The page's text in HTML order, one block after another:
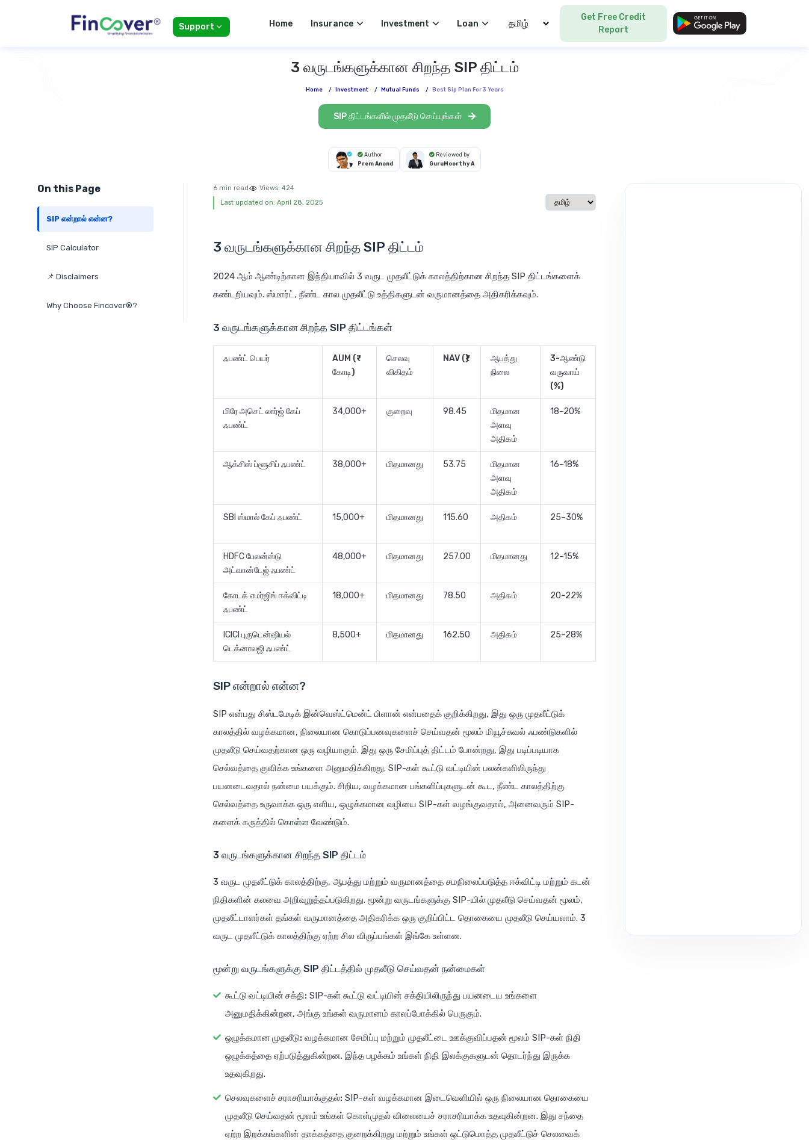
Support Home Insurance Investment Loan Select Language
Get Free Credit
Report
3 வருடங்களுக்கான சிறந்த SIP திட்டம்
Home / Investment / Mutual Funds / Best Sip Plan For 3 Years
SIP திட்டங்களில் முதலீடு செய்யுங்கள்
Author
Prem Anand
Reviewed by
GuruMoorthy A
On this Page
SIP என்றால் என்ன?
SIP Calculator
📌 Disclaimers
Why Choose Fincover®?
6 min read Views: 424
Last updated on: April 28, 2025
Select language
3 வருடங்களுக்கான சிறந்தSIP திட்டம்
2024 ஆம் ஆண்டிற்கான இந்தியாவில் 3 வருட முதலீட்டுக் காலத்திற்கான சிறந்த SIP திட்டங்களைக்
கண்டறியவும். ஸ்மார்ட், நீண்ட கால முதலீட்டு உத்திகளுடன் வருமானத்தை அதிகரிக்கவும்.
3 வருடங்களுக்கான சிறந்த SIP திட்டங்கள்
ஃபண்ட் பெயர்
AUM (₹
கோடி)
செலவு
விகிதம்
NAV (₹)
ஆபத்து
நிலை
3-ஆண்டு
வருவாய்
(%)
மிரே அசெட் லார்ஜ் கேப்
ஃபண்ட்
34,000+ குறைவு 98.45
மிதமான
அளவு
அதிகம்
18–20%
ஆக்சிஸ் ப்ளூசிப் ஃபண்ட் 38,000+ மிதமானது 53.75
மிதமான
அளவு
அதிகம்
16–18%
SBI ஸ்மால் கேப் ஃபண்ட் 15,000+ மிதமானது 115.60 அதிகம் 25–30%
HDFC பேலன்ஸ்டு
அட்வான்டேஜ் ஃபண்ட்
48,000+ மிதமானது 257.00 மிதமானது 12–15%
கோடக் எமர்ஜிங் ஈக்விட்டி
ஃபண்ட்
18,000+ மிதமானது 78.50 அதிகம் 20–22%
ICICI புருடென்ஷியல்
டெக்னாலஜி ஃபண்ட்
8,500+ மிதமானது 162.50 அதிகம் 25–28%
SIP என்றால் என்ன?
SIP என்பது சிஸ்டமேடிக் இன்வெஸ்ட்மென்ட் பிளான் என்பதைக் குறிக்கிறது, இது ஒரு முதலீட்டுக்
காலத்தில் வழக்கமான, நிலையான கொடுப்பனவுகளைச் செய்வதன் மூலம் மியூச்சுவல் ஃபண்டுகளில்
முதலீடு செய்வதற்கான ஒரு வழியாகும். இது ஒரு சேமிப்புத் திட்டம் போன்றது, இது படிப்படியாக
செல்வத்தை குவிக்க உங்களை அனுமதிக்கிறது. SIP-கள் கூட்டு வட்டியின் பலன்களிலிருந்து
பயனடைவதால் நன்மை பயக்கும். சிறிய, வழக்கமான பங்களிப்புகளுடன் கூட, நீண்ட காலத்திற்கு
செல்வத்தை உருவாக்க ஒரு எளிய, ஒழுக்கமான வழியை SIP-கள் வழங்குவதால், அனைவரும் SIP-
களைக் கருத்தில் கொள்ள வேண்டும்.
3 வருடங்களுக்கான சிறந்த SIP திட்டம்
3 வருட முதலீட்டுக் காலத்திற்கு, ஆபத்து மற்றும் வருமானத்தை சமநிலைப்படுத்த ஈக்விட்டி மற்றும் கடன்
நிதிகளின் கலவை அறிவுறுத்தப்படுகிறது. மூன்று வருடங்களுக்கு SIP-யில் முதலீடு செய்வதன் மூலம்,
முதலீட்டாளர்கள் தங்கள் வருமானத்தை அதிகரிக்க ஒரு குறிப்பிட்ட தொகையை முதலீடு செய்யலாம். 3
வருட முதலீட்டுக் காலத்திற்கு ஏற்ற சில விருப்பங்கள் இங்கே உள்ளன.
மூன்று வருடங்களுக்கு SIP திட்டத்தில் முதலீடு செய்வதன் நன்மைகள்
கூட்டு வட்டியின் சக்தி: SIP-கள் கூட்டு வட்டியின் சக்தியிலிருந்து பயனடைய உங்களை
அனுமதிக்கின்றன, அங்கு உங்கள் வருமானம் காலப்போக்கில் பெருகும்.
ஒழுக்கமான முதலீடு: வழக்கமான சேமிப்பு மற்றும் முதலீட்டை ஊக்குவிப்பதன் மூலம் SIP-கள் நிதி
ஒழுக்கத்தை ஏற்படுத்துகின்றன. இந்த பழக்கம் உங்கள் நிதி இலக்குகளுடன் தொடர்ந்து இருக்க
உதவுகிறது.
செலவுகளைச் சராசரியாக்குதல்: SIP-கள் வழக்கமான இடைவெளியில் ஒரு நிலையான தொகையை
முதலீடு செய்வதன் மூலம் உங்கள் கொள்முதல் விலையைச் சராசரியாக்க உதவுகின்றன. இது சந்தை
ஏற்ற இறக்கங்களின் தாக்கத்தை குறைக்கிறது மற்றும் உங்கள் ஒட்டுமொத்த முதலீட்டுச் செலவைக்